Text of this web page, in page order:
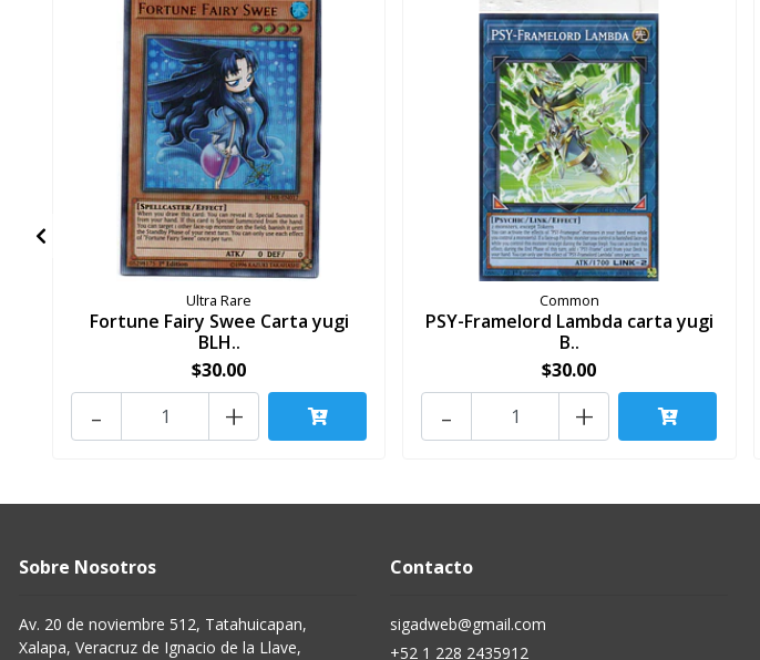
Ultra Rare
Fortune Fairy Swee Carta yugi
BLH..
$30.00
+
-
Common
PSY-Framelord Lambda carta yugi
B..
$30.00
+
-
Sobre Nosotros
Av. 20 de noviembre 512, Tatahuicapan,
Xalapa, Veracruz de Ignacio de la Llave,
Contacto
sigadweb@gmail.com
+52 1 228 2435912